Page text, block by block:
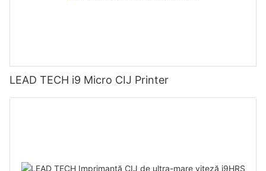
LEAD TECH i9 Micro CIJ Printer